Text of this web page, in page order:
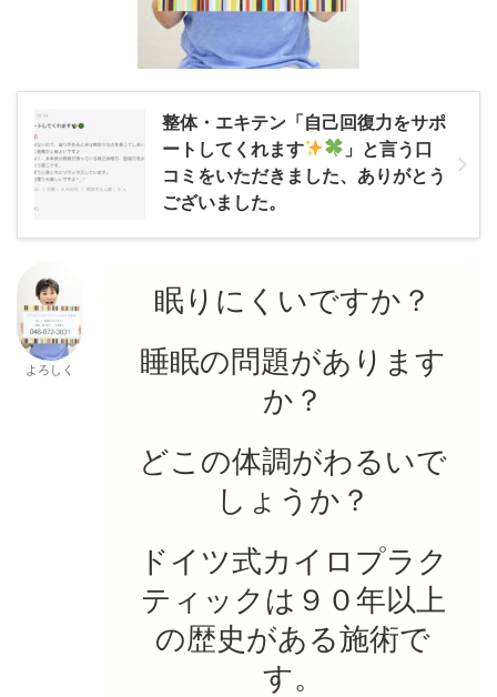
整体・エキテン「自己回復力をサポ
ートしてくれます
」と言う口
コミをいただきました、ありがとう
ございました。
よろしく
眠りにくいですか？
睡眠の問題があります
か？
どこの体調がわるいで
しょうか？
ドイツ式カイロプラク
ティックは９０年以上
の歴史がある施術で
す。